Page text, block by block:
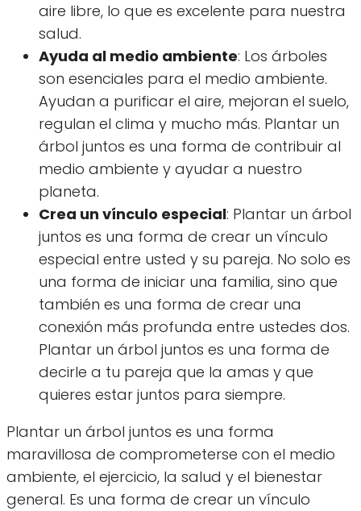
aire libre, lo que es excelente para nuestra
salud.
Ayuda al medio ambiente: Los árboles
son esenciales para el medio ambiente.
Ayudan a purificar el aire, mejoran el suelo,
regulan el clima y mucho más. Plantar un
árbol juntos es una forma de contribuir al
medio ambiente y ayudar a nuestro
planeta.
Crea un vínculo especial: Plantar un árbol
juntos es una forma de crear un vínculo
especial entre usted y su pareja. No solo es
una forma de iniciar una familia, sino que
también es una forma de crear una
conexión más profunda entre ustedes dos.
Plantar un árbol juntos es una forma de
decirle a tu pareja que la amas y que
quieres estar juntos para siempre.
Plantar un árbol juntos es una forma
maravillosa de comprometerse con el medio
ambiente, el ejercicio, la salud y el bienestar
general. Es una forma de crear un vínculo